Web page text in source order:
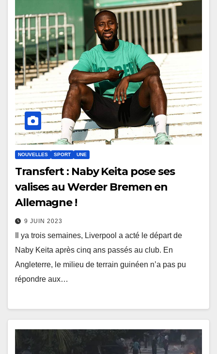
NOUVELLES SPORT UNE
Transfert : Naby Keita pose ses
valises au Werder Bremen en
Allemagne !
9 JUIN 2023
Il ya trois semaines, Liverpool a acté le départ de
Naby Keita après cinq ans passés au club. En
Angleterre, le milieu de terrain guinéen n’a pas pu
répondre aux…